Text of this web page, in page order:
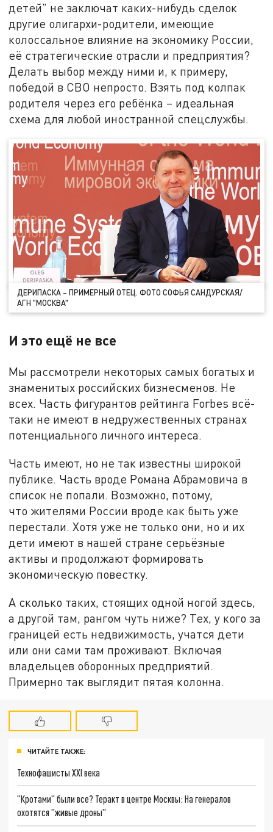
детей" не заключат каких-нибудь сделок
другие олигархи-родители, имеющие
колоссальное влияние на экономику России,
её стратегические отрасли и предприятия?
Делать выбор между ними и, к примеру,
победой в СВО непросто. Взять под колпак
родителя через его ребёнка – идеальная
схема для любой иностранной спецслужбы.
ДЕРИПАСКА – ПРИМЕРНЫЙ ОТЕЦ. ФОТО СОФЬЯ САНДУРСКАЯ/
АГН "МОСКВА"
И это ещё не все
Мы рассмотрели некоторых самых богатых и
знаменитых российских бизнесменов. Не
всех. Часть фигурантов рейтинга Forbes всё-
таки не имеют в недружественных странах
потенциального личного интереса.
Часть имеют, но не так известны широкой
публике. Часть вроде Романа Абрамовича в
список не попали. Возможно, потому,
что жителями России вроде как быть уже
перестали. Хотя уже не только они, но и их
дети имеют в нашей стране серьёзные
активы и продолжают формировать
экономическую повестку.
А сколько таких, стоящих одной ногой здесь,
а другой там, рангом чуть ниже? Тех, у кого за
границей есть недвижимость, учатся дети
или они сами там проживают. Включая
владельцев оборонных предприятий.
Примерно так выглядит пятая колонна.
ЧИТАЙТЕ ТАКЖЕ:
Технофашисты XXI века
"Кротами" были все? Теракт в центре Москвы: На генералов
охотятся "живые дроны"